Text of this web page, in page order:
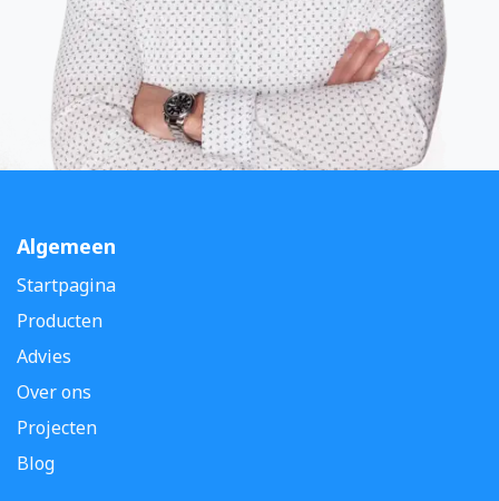
Algemeen
Startpagina
Producten
Advies
Over ons
Projecten
Blog